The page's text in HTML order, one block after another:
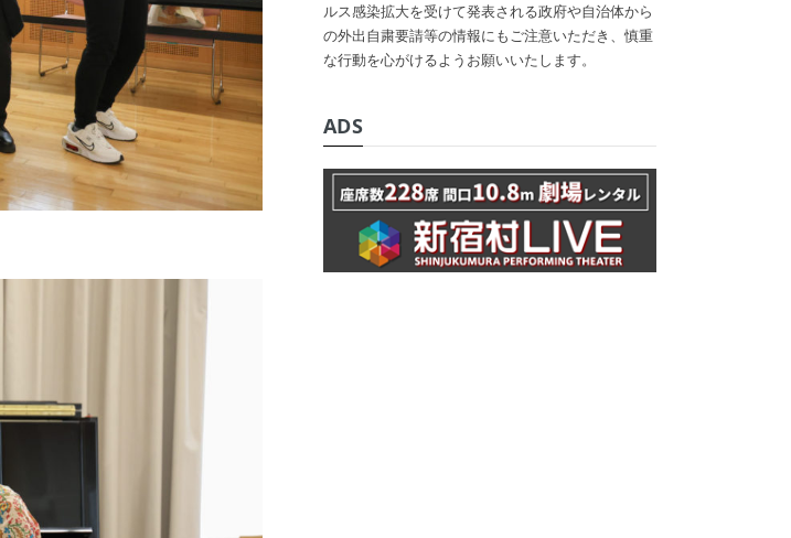
ルス感染拡大を受けて発表される政府や自治体から
の外出自粛要請等の情報にもご注意いただき、慎重
な行動を心がけるようお願いいたします。
ADS